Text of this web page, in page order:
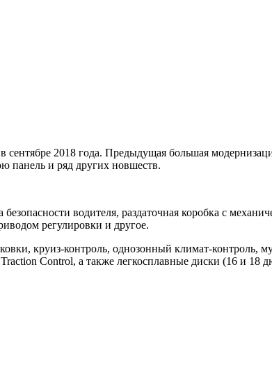
2018 года. Предыдущая большая
панель и ряд других новшеств.
водителя, раздаточная коробка с
регулировки и другое.
круиз-контроль, однозонный климат-
Control, а также легкосплавные диски (16 и 18